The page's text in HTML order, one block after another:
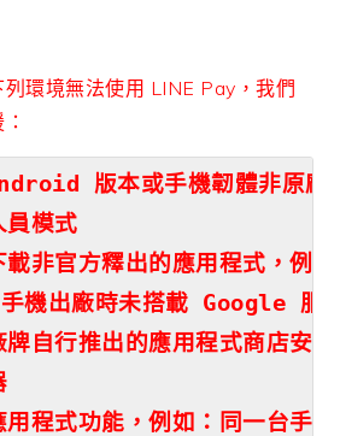
環境無法使用 LINE Pay，我們
版本或手機韌體非原廠
員模式
載非官方釋出的應用程式，例
機出廠時未搭載 Google 服
牌自行推出的應用程式商店
用程式功能，例如：同一台手